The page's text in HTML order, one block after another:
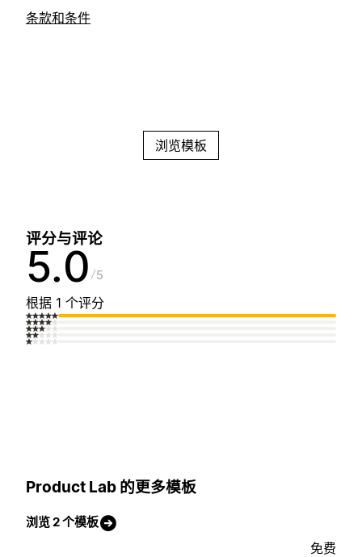
条款和条件
浏览模板
评分与评论
5.0 5
根据 1 个评分
Product Lab 的更多模板
浏览 2 个模板
免费